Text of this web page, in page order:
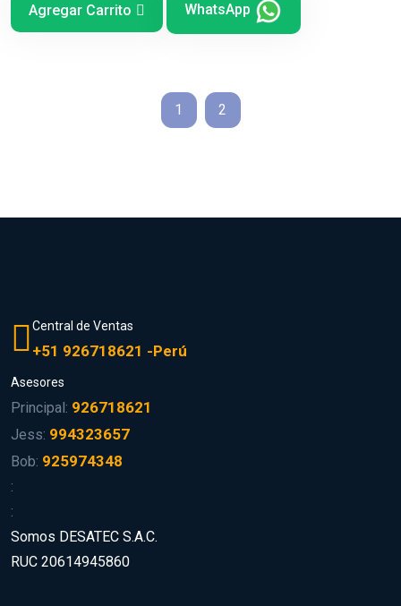
Agregar Carrito WhatsApp
1 2
Central de Ventas
+51 926718621 -Perú
Asesores
Principal: 926718621
Jess: 994323657
Bob: 925974348
:
:
Somos DESATEC S.A.C.
RUC 20614945860